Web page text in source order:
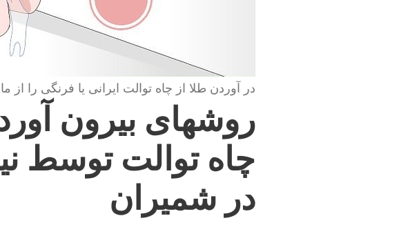
در آوردن طلا از چاه توالت ایرانی یا فرنگی را از
روشهای بیرون
چاه توالت توسط
در شمیران